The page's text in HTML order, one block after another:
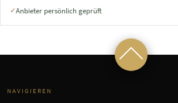
✓Anbieter persönlich geprüft
NAVIGIEREN